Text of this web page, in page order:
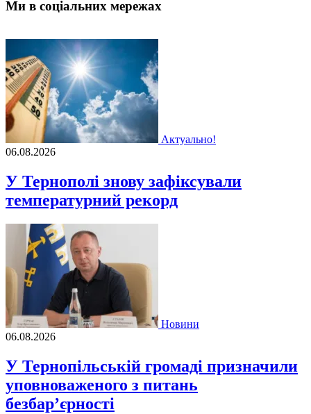
Ми в соціальних мережах
Актуально!
06.08.2026
У Тернополі знову зафіксували
температурний рекорд
Новини
06.08.2026
У Тернопільській громаді призначили
уповноваженого з питань
безбар’єрності